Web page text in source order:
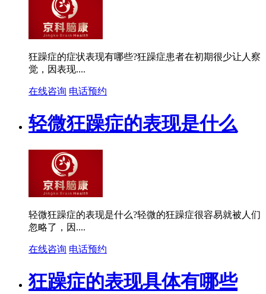
狂躁症的症状表现有哪些?狂躁症患者在初期很少让人察
觉，因表现....
在线咨询 电话预约
轻微狂躁症的表现是什么
轻微狂躁症的表现是什么?轻微的狂躁症很容易就被人们
忽略了，因....
在线咨询 电话预约
狂躁症的表现具体有哪些